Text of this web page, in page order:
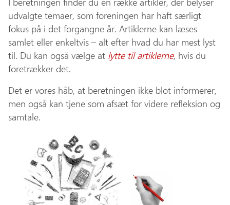
udvalgte temaer, som foreningen har haft særligt
fokus på i det forgangne år. Artiklerne kan læses
samlet eller enkeltvis – alt efter hvad du har mest lyst
til. Du kan også vælge at lytte til artiklerne, hvis du
foretrækker det.
Det er vores håb, at beretningen ikke blot informerer,
men også kan tjene som afsæt for videre refleksion og
samtale.